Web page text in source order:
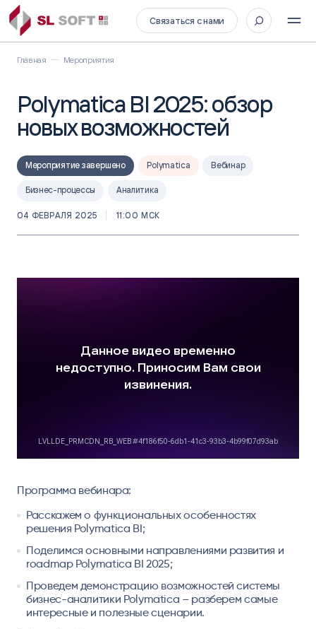
Связаться с нами
Главная Мероприятия
Polymatica BI 2025: обзор
новых возможностей
Мероприятие завершено Polymatica Вебинар
Бизнес-процессы Аналитика
04 ФЕВРАЛЯ 2025 11:00 МСК
Программа вебинара:
Расскажем о функциональных особенностях
решения Polymatica BI;
Поделимся основными направлениями развития и
roadmap Polymatica BI 2025;
Проведем демонстрацию возможностей системы
бизнес-аналитики Polymatica – разберем самые
интересные и полезные сценарии.